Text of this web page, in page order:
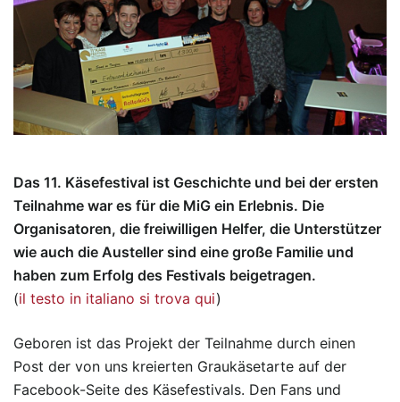
Das 11. Käsefestival ist Geschichte und bei der ersten
Teilnahme war es für die MiG ein Erlebnis. Die
Organisatoren, die freiwilligen Helfer, die Unterstützer
wie auch die Austeller sind eine große Familie und
haben zum Erfolg des Festivals beigetragen.
(il testo in italiano si trova qui)
Geboren ist das Projekt der Teilnahme durch einen
Post der von uns kreierten Graukäsetarte auf der
Facebook-Seite des Käsefestivals. Den Fans und